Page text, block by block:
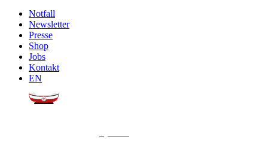
Notfall
Newsletter
Presse
Shop
Jobs
Kontakt
EN